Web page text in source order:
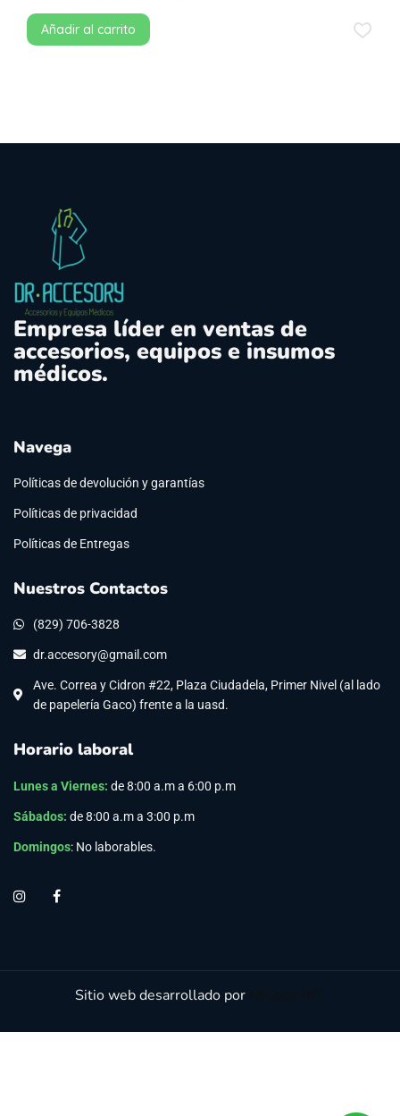
Añadir al carrito
Empresa líder en ventas de
accesorios, equipos e insumos
médicos.
Navega
Políticas de devolución y garantías
Políticas de privacidad
Políticas de Entregas
Nuestros Contactos
(829) 706-3828
dr.accesory@gmail.com
Ave. Correa y Cidron #22, Plaza Ciudadela, Primer Nivel (al lado
de papelería Gaco) frente a la uasd.
Horario laboral
Lunes a Viernes: de 8:00 a.m a 6:00 p.m
Sábados: de 8:00 a.m a 3:00 p.m
Domingos: No laborables.
Sitio web desarrollado por